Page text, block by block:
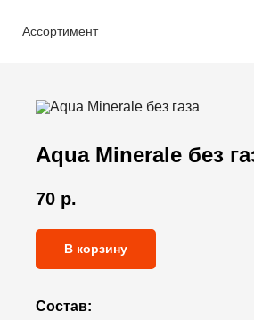
Ассортимент
Aqua Minerale без
70 р.
В корзину
Состав: